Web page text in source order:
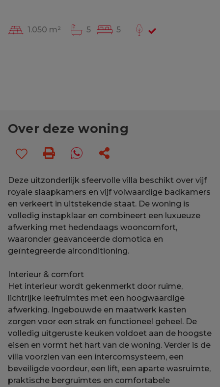
1.050 m² 5 5
Over deze woning
Deze uitzonderlijk sfeervolle villa beschikt over vijf
royale slaapkamers en vijf volwaardige badkamers
en verkeert in uitstekende staat. De woning is
volledig instapklaar en combineert een luxueuze
afwerking met hedendaags wooncomfort,
waaronder geavanceerde domotica en
geïntegreerde airconditioning.
Interieur & comfort
Het interieur wordt gekenmerkt door ruime,
lichtrijke leefruimtes met een hoogwaardige
afwerking. Ingebouwde en maatwerk kasten
zorgen voor een strak en functioneel geheel. De
volledig uitgeruste keuken voldoet aan de hoogste
eisen en vormt het hart van de woning. Verder is de
villa voorzien van een intercomsysteem, een
beveiligde voordeur, een lift, een aparte wasruimte,
praktische bergruimtes en comfortabele